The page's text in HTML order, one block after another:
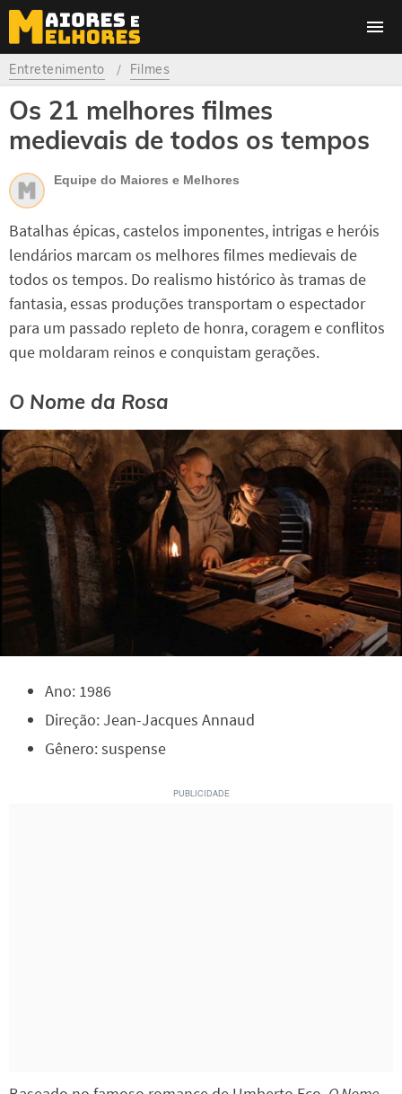
Entretenimento Filmes
Os 21 melhores filmes
medievais de todos os tempos
Equipe do Maiores e Melhores
Batalhas épicas, castelos imponentes, intrigas e heróis
lendários marcam os melhores filmes medievais de
todos os tempos. Do realismo histórico às tramas de
fantasia, essas produções transportam o espectador
para um passado repleto de honra, coragem e conflitos
que moldaram reinos e conquistam gerações.
O Nome da Rosa
Ano: 1986
Direção: Jean-Jacques Annaud
Gênero: suspense